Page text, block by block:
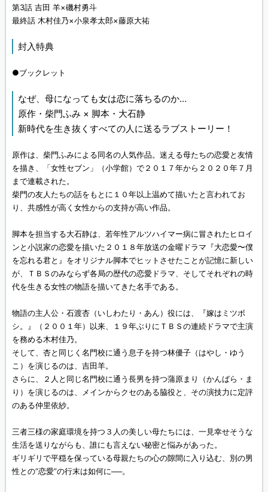
第3話 吉田 羊×磯村勇斗
最終話 木村佳乃×小泉孝太郎×藤原大祐
封入特典
●ブックレット
なぜ、母になっても女は恋に落ちるのか…
原作・柴門ふみ × 脚本・大石静
新時代を生き抜くすべての人に送るラブストーリー！
原作は、柴門ふみによる同名の人気作品。迷える母たちの恋愛と友情
を描き、「女性セブン」（小学館）で２０１７年から２０２０年７月
まで連載された。
柴門の友人たちの話をもとに１０年以上温めて描いたと言われてお
り、共感性が高く女性からの支持が高い作品。
脚本を担当する大石静は、若年性アルツハイマー病に冒されたヒロイ
ンと小説家の恋愛を描いた２０１８年放送の金曜ドラマ『大恋愛〜僕
を忘れる君と』をオリジナル脚本でヒットさせたことが記憶に新しい
が、ＴＢＳのみならず各局の歴代の恋愛ドラマ、そしてそれぞれの時
代を生きる女性の物語を描いてきた名手である。
物語の主人公・石渡杏（いしわたり・あん）役には、『嫁はミツボ
シ。』（２００１年）以来、１９年ぶりにＴＢＳの連続ドラマで主演
を務める木村佳乃。
そして、杏と同じく名門校に通う息子を持つ林優子（はやし・ゆう
こ）を演じるのは、吉田羊。
さらに、２人と同じ名門校に通う長男を持つ蒲原まり（かんばら・ま
り）を演じるのは、メインからクセのある脇役と、その演技力に定評
のある仲里依紗。
三者三様の家庭環境を持つ３人の美しい母たちには、一見幸せそうな
生活を送りながらも、誰にも言えない秘密と悩みがあった。
ギリギリで平穏を保っている母親たちの心の隙間に入り込む、別の男
性との“恋愛”の行末は如何に──。